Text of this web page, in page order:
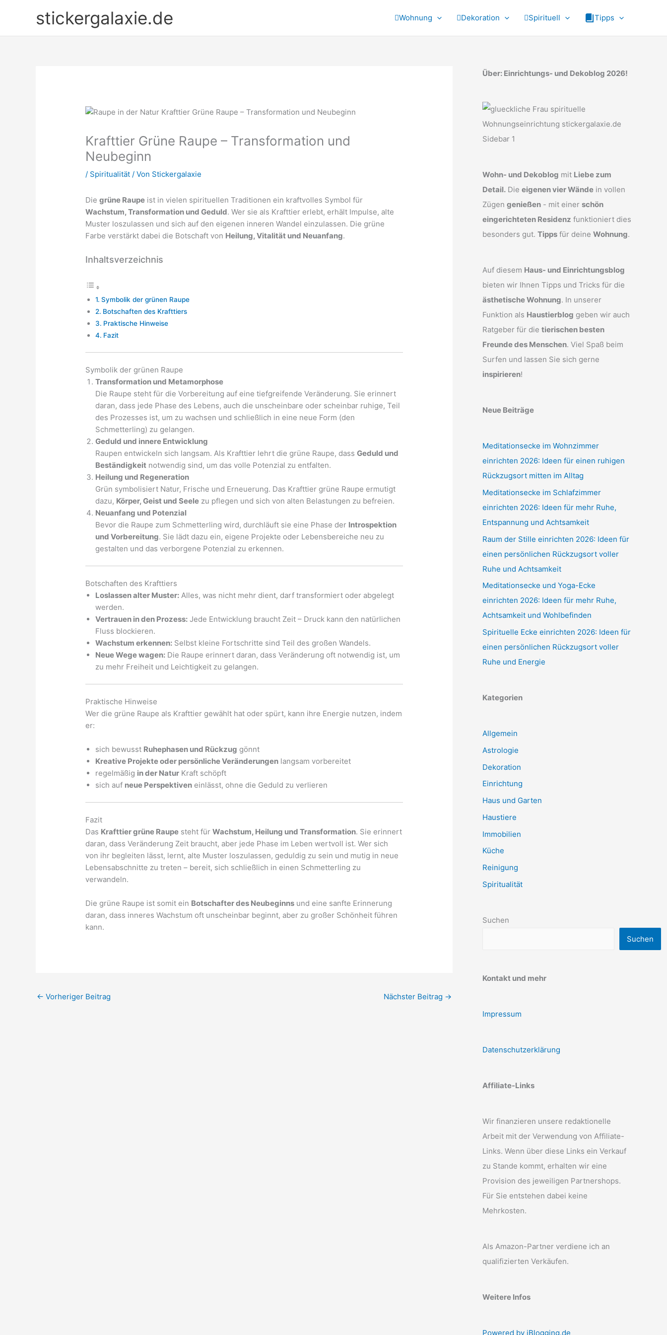
stickergalaxie.de Wohnung Dekoration Spirituell Tipps
Krafttier Grüne Raupe – Transformation und
Neubeginn
/ Spiritualität / Von Stickergalaxie
Diegrüne Raupe ist in vielen spirituellen Traditionen ein kraftvolles Symbol für
Wachstum, Transformation und Geduld. Wer sie als Krafttier erlebt, erhält Impulse, alte
Muster loszulassen und sich auf den eigenen inneren Wandel einzulassen. Die grüne
Farbe verstärkt dabei die Botschaft von Heilung, Vitalität und Neuanfang.
Inhaltsverzeichnis
Symbolik der grünen Raupe
Botschaften des Krafttiers
Praktische Hinweise
Fazit
Symbolik der grünen Raupe
Transformation und Metamorphose
Die Raupe steht für die Vorbereitung auf eine tiefgreifende Veränderung. Sie erinnert
daran, dass jede Phase des Lebens, auch die unscheinbare oder scheinbar ruhige, Teil
des Prozesses ist, um zu wachsen und schließlich in eine neue Form (den
Schmetterling) zu gelangen.
Geduld und innere Entwicklung
Raupen entwickeln sich langsam. Als Krafttier lehrt die grüne Raupe, dassGeduld und
Beständigkeit notwendig sind, um das volle Potenzial zu entfalten.
Heilung und Regeneration
Grün symbolisiert Natur, Frische und Erneuerung. Das Krafttier grüne Raupe ermutigt
dazu, Körper, Geist und Seele zu pflegen und sich von alten Belastungen zu befreien.
Neuanfang und Potenzial
Bevor die Raupe zum Schmetterling wird, durchläuft sie eine Phase der Introspektion
und Vorbereitung. Sie lädt dazu ein, eigene Projekte oder Lebensbereiche neu zu
gestalten und das verborgene Potenzial zu erkennen.
Botschaften des Krafttiers
Loslassen alter Muster: Alles, was nicht mehr dient, darf transformiert oder abgelegt
werden.
Vertrauen in den Prozess: Jede Entwicklung braucht Zeit – Druck kann den natürlichen
Fluss blockieren.
Wachstum erkennen: Selbst kleine Fortschritte sind Teil des großen Wandels.
Neue Wege wagen: Die Raupe erinnert daran, dass Veränderung oft notwendig ist, um
zu mehr Freiheit und Leichtigkeit zu gelangen.
Praktische Hinweise
Wer die grüne Raupe als Krafttier gewählt hat oder spürt, kann ihre Energie nutzen, indem
er:
sich bewusst Ruhephasen und Rückzug gönnt
Kreative Projekte oder persönliche Veränderungen langsam vorbereitet
regelmäßig in der Natur Kraft schöpft
sich auf neue Perspektiven einlässt, ohne die Geduld zu verlieren
Fazit
Das Krafttier grüne Raupe steht fürWachstum, Heilung und Transformation. Sie erinnert
daran, dass Veränderung Zeit braucht, aber jede Phase im Leben wertvoll ist. Wer sich
von ihr begleiten lässt, lernt, alte Muster loszulassen, geduldig zu sein und mutig in neue
Lebensabschnitte zu treten – bereit, sich schließlich in einen Schmetterling zu
verwandeln.
Die grüne Raupe ist somit ein Botschafter des Neubeginns und eine sanfte Erinnerung
daran, dass inneres Wachstum oft unscheinbar beginnt, aber zu großer Schönheit führen
kann.
← Vorheriger Beitrag Nächster Beitrag →
Über: Einrichtungs- und Dekoblog 2026!
Wohn- und Dekoblog mit Liebe zum
Detail. Die eigenen vier Wände in vollen
Zügen genießen - mit einer schön
eingerichteten Residenz funktioniert dies
besonders gut. Tipps für deine Wohnung.
Auf diesem Haus- und Einrichtungsblog
bieten wir Ihnen Tipps und Tricks für die
ästhetische Wohnung. In unserer
Funktion als Haustierblog geben wir auch
Ratgeber für die tierischen besten
Freunde des Menschen. Viel Spaß beim
Surfen und lassen Sie sich gerne
inspirieren!
Neue Beiträge
Meditationsecke im Wohnzimmer
einrichten 2026: Ideen für einen ruhigen
Rückzugsort mitten im Alltag
Meditationsecke im Schlafzimmer
einrichten 2026: Ideen für mehr Ruhe,
Entspannung und Achtsamkeit
Raum der Stille einrichten 2026: Ideen für
einen persönlichen Rückzugsort voller
Ruhe und Achtsamkeit
Meditationsecke und Yoga-Ecke
einrichten 2026: Ideen für mehr Ruhe,
Achtsamkeit und Wohlbefinden
Spirituelle Ecke einrichten 2026: Ideen für
einen persönlichen Rückzugsort voller
Ruhe und Energie
Kategorien
Allgemein
Astrologie
Dekoration
Einrichtung
Haus und Garten
Haustiere
Immobilien
Küche
Reinigung
Spiritualität
Suchen
Suchen
Kontakt und mehr
Impressum
Datenschutzerklärung
Affiliate-Links
Wir finanzieren unsere redaktionelle
Arbeit mit der Verwendung von Affiliate-
Links. Wenn über diese Links ein Verkauf
zu Stande kommt, erhalten wir eine
Provision des jeweiligen Partnershops.
Für Sie entstehen dabei keine
Mehrkosten.
Als Amazon-Partner verdiene ich an
qualifizierten Verkäufen.
Weitere Infos
Powered by iBlogging.de